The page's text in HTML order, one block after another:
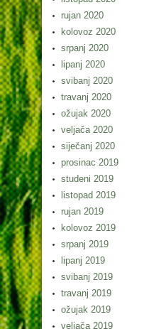
rujan 2020
kolovoz 2020
srpanj 2020
lipanj 2020
svibanj 2020
travanj 2020
ožujak 2020
veljača 2020
siječanj 2020
prosinac 2019
studeni 2019
listopad 2019
rujan 2019
kolovoz 2019
srpanj 2019
lipanj 2019
svibanj 2019
travanj 2019
ožujak 2019
veljača 2019